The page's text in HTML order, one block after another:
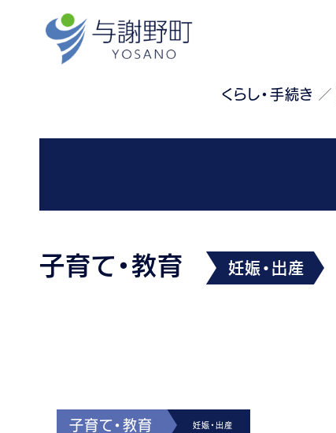
くらし・手続き
子育て・教育 妊娠・出産
子育て・教育 妊娠・出産